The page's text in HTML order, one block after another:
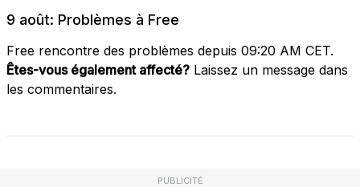
9 août: Problèmes à Free
Free rencontre des problèmes depuis 09:20 AM CET.
Êtes-vous également affecté? Laissez un message dans
les commentaires.
PUBLICITÉ